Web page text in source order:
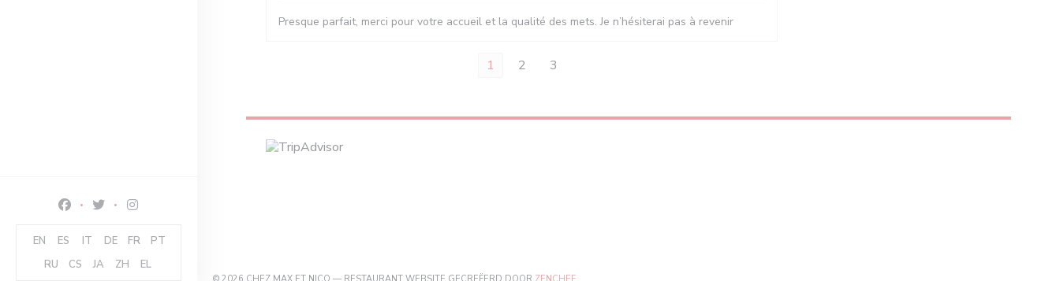
Facebook ((opent in een nieuw venster))
Twitter ((opent in een nieuw venster))
Instagram ((opent in een nieuw venster))
EN ES IT DE FR
PT
RU
CS JA ZH EL
Presque parfait, merci pour votre accueil et la qualité des mets. Je n’hésiterai pas à revenir
1 2 3
((OPENT IN EEN NIEUW VENSTER))